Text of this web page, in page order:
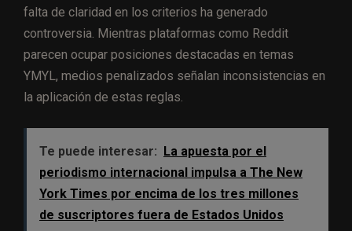
falta de claridad en los criterios ha generado
controversia. Mientras plataformas como Reddit
parecen ocupar posiciones destacadas en temas
YMYL, medios penalizados señalan inconsistencias en
la aplicación de estas reglas.
Te puede interesar:
La apuesta por el
periodismo internacional impulsa a The New
York Times por encima de los tres millones
de suscriptores fuera de Estados Unidos